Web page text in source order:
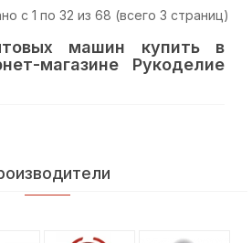
с 1 по 32 из 68 (всего 3 страниц)
машин купить в
магазине Рукоделие